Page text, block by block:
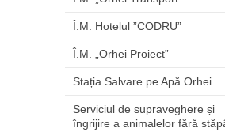
Î.M. Hotelul ”CODRU”
Î.M. „Orhei Proiect”
Stația Salvare pe Apă Orhei
Serviciul de supraveghere și
îngrijire a animalelor fără